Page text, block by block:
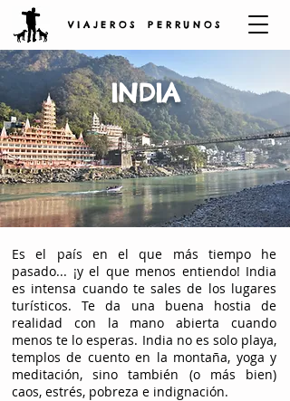
V I A J E R O S P E R R U N O S
INDIA
Es el país en el que más tiempo he
pasado... ¡y el que menos entiendo! India
es intensa cuando te sales de los lugares
turísticos. Te da una buena hostia de
realidad con la mano abierta cuando
menos te lo esperas. India no es solo playa,
templos de cuento en la montaña, yoga y
meditación, sino también (o más bien)
caos, estrés, pobreza e indignación.